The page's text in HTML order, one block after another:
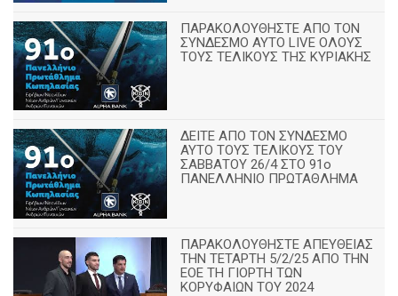
ΠΑΡΑΚΟΛΟΥΘΗΣΤΕ ΑΠΟ ΤΟΝ
ΣΥΝΔΕΣΜΟ ΑΥΤΟ LIVE ΟΛΟΥΣ
ΤΟΥΣ ΤΕΛΙΚΟΥΣ ΤΗΣ ΚΥΡΙΑΚΗΣ
ΔΕΙΤΕ ΑΠΟ ΤΟΝ ΣΥΝΔΕΣΜΟ
ΑΥΤΟ ΤΟΥΣ ΤΕΛΙΚΟΥΣ ΤΟΥ
ΣΑΒΒΑΤΟΥ 26/4 ΣΤΟ 91ο
ΠΑΝΕΛΛΗΝΙΟ ΠΡΩΤΑΘΛΗΜΑ
ΠΑΡΑΚΟΛΟΥΘΗΣΤΕ ΑΠΕΥΘΕΙΑΣ
ΤΗΝ ΤΕΤΑΡΤΗ 5/2/25 ΑΠΟ ΤΗΝ
ΕΟΕ ΤΗ ΓΙΟΡΤΗ ΤΩΝ
ΚΟΡΥΦΑΙΩΝ ΤΟΥ 2024